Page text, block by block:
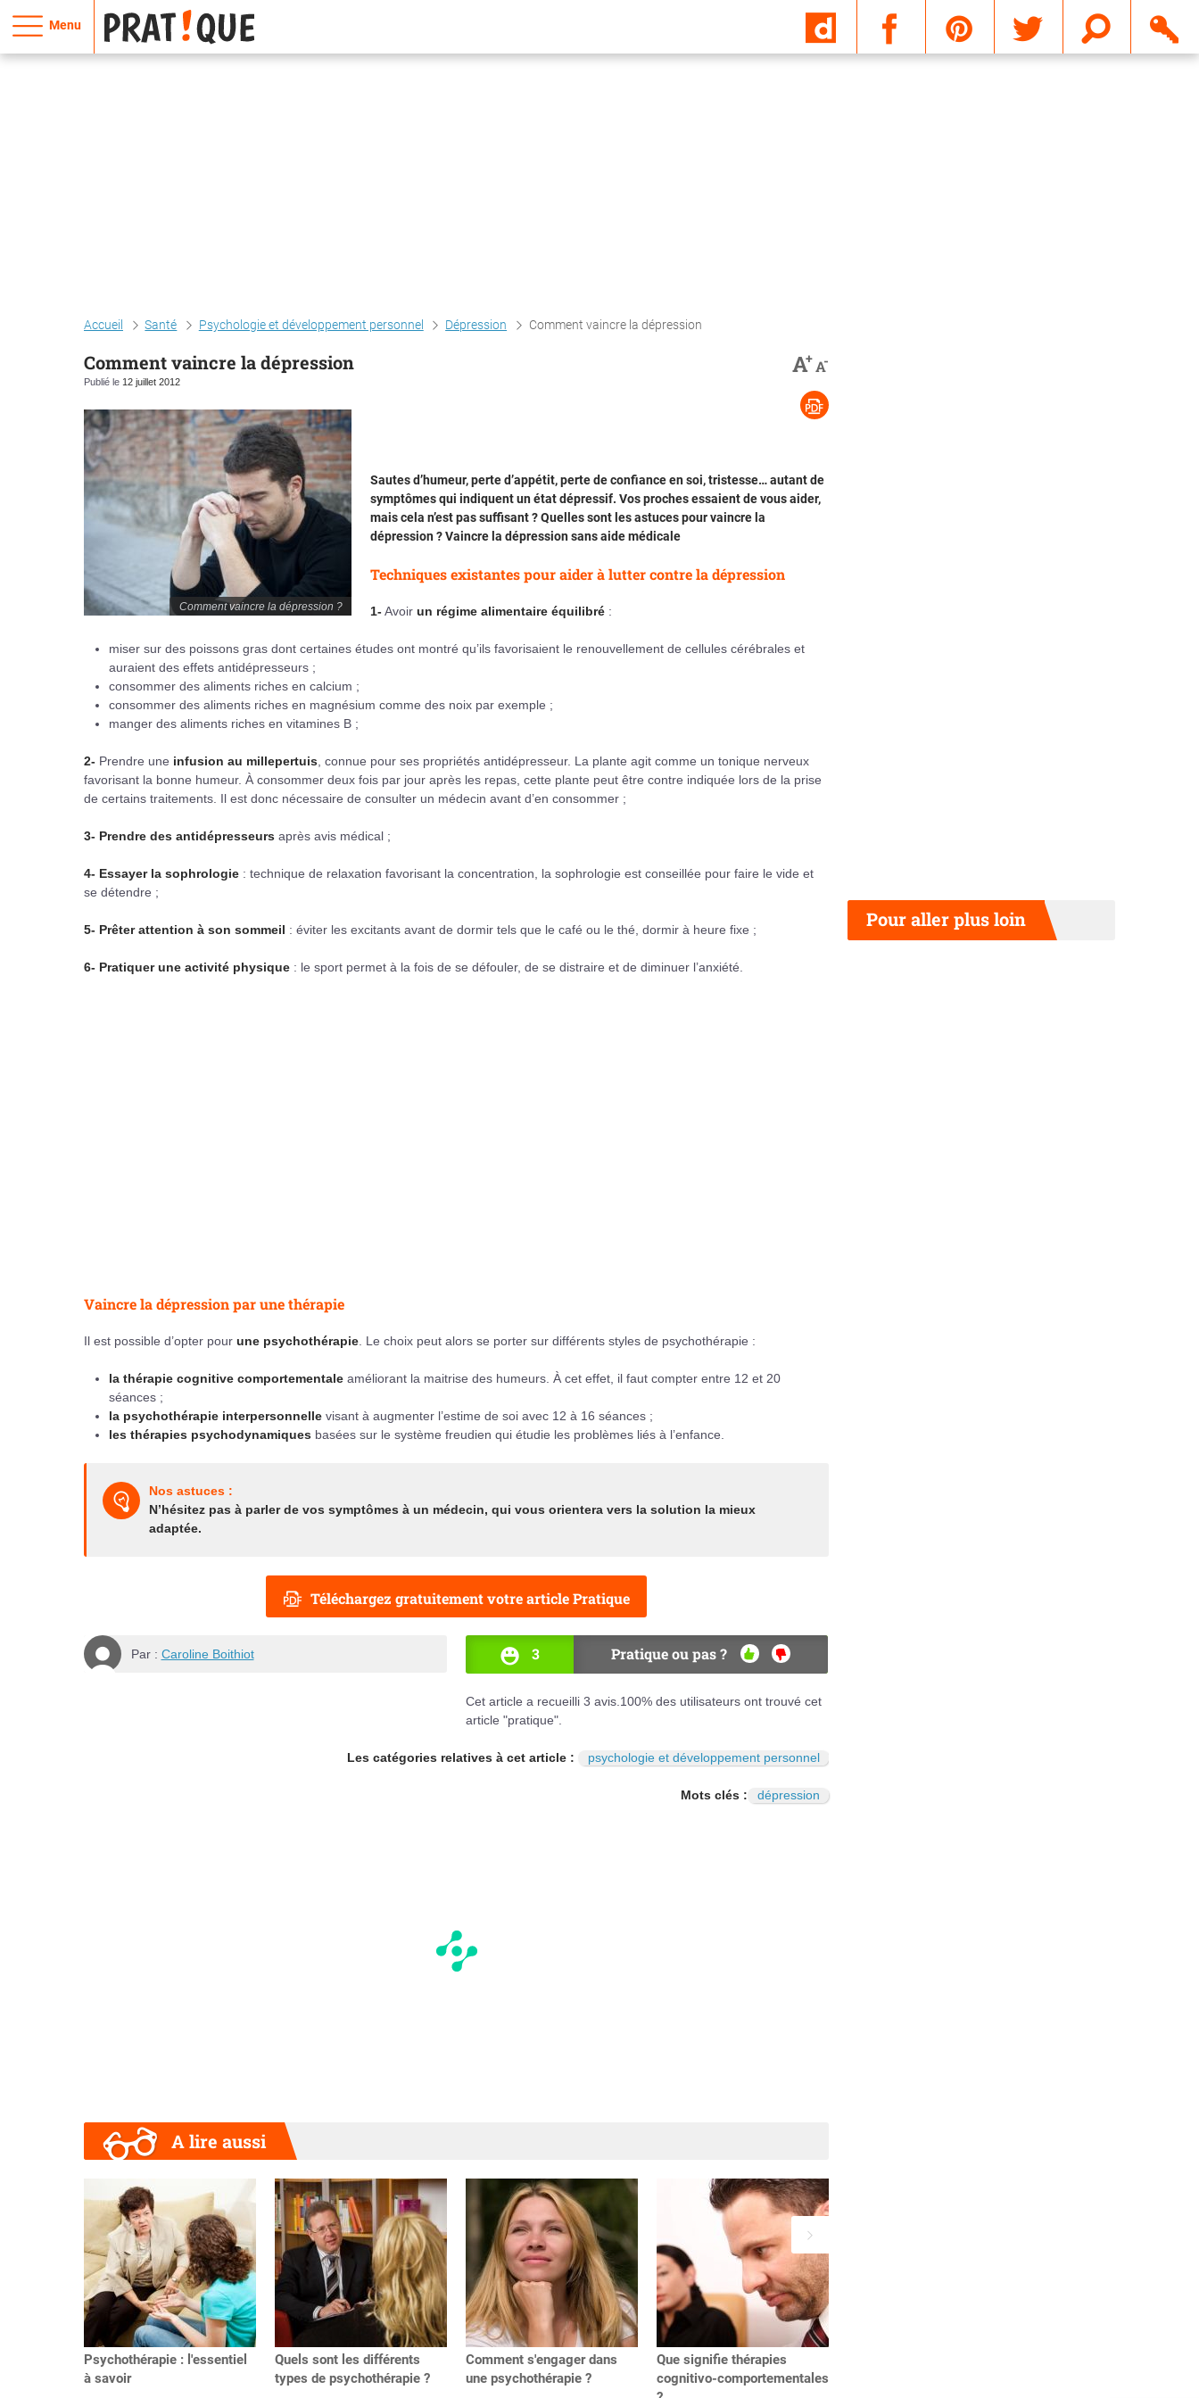
Menu
Accueil Santé Psychologie et développement personnel Dépression Comment vaincre la dépression
Comment vaincre la dépression
Publié le 12 juillet 2012
A+A-
Comment vaincre la dépression ?
Sautes d’humeur, perte d’appétit, perte de confiance en soi, tristesse… autant de
symptômes qui indiquent un état dépressif. Vos proches essaient de vous aider,
mais cela n’est pas suffisant ? Quelles sont les astuces pour vaincre la
dépression ? Vaincre la dépression sans aide médicale
Techniques existantes pour aider à lutter contre la dépression
1-Avoir un régime alimentaire équilibré :
miser sur des poissons gras dont certaines études ont montré qu’ils favorisaient le renouvellement de cellules cérébrales et
auraient des effets antidépresseurs ;
consommer des aliments riches en calcium ;
consommer des aliments riches en magnésium comme des noix par exemple ;
manger des aliments riches en vitamines B ;
2- Prendre une infusion au millepertuis , connue pour ses propriétés antidépresseur. La plante agit comme un tonique nerveux
favorisant la bonne humeur. À consommer deux fois par jour après les repas, cette plante peut être contre indiquée lors de la prise
de certains traitements. Il est donc nécessaire de consulter un médecin avant d’en consommer ;
3- Prendre des antidépresseurs après avis médical ;
4- Essayer la sophrologie : technique de relaxation favorisant la concentration, la sophrologie est conseillée pour faire le vide et
se détendre ;
5- Prêter attention à son sommeil : éviter les excitants avant de dormir tels que le café ou le thé, dormir à heure fixe ;
6- Pratiquer une activité physique : le sport permet à la fois de se défouler, de se distraire et de diminuer l’anxiété.
Vaincre la dépression par une thérapie
Il est possible d’opter pour une psychothérapie . Le choix peut alors se porter sur différents styles de psychothérapie :
la thérapie cognitive comportementale améliorant la maitrise des humeurs. À cet effet, il faut compter entre 12 et 20
séances ;
la psychothérapie interpersonnelle visant à augmenter l’estime de soi avec 12 à 16 séances ;
les thérapies psychodynamiques basées sur le système freudien qui étudie les problèmes liés à l’enfance.
Nos astuces :
N’hésitez pas à parler de vos symptômes à un médecin, qui vous orientera vers la solution la mieux
adaptée.
Téléchargez gratuitement votre article Pratique
Par : Caroline Boithiot 3 Pratique ou pas ?
OUI NON
Cet article a recueilli 3 avis. 100% des utilisateurs ont trouvé cet
article "pratique".
Les catégories relatives à cet article : psychologie et développement personnel
Mots clés : dépression
A lire aussi
Psychothérapie : l'essentiel
à savoir
Quels sont les différents
types de psychothérapie ?
Comment s'engager dans
une psychothérapie ?
Que signifie thérapies
cognitivo-comportementales
Précédent
Pour aller plus loin